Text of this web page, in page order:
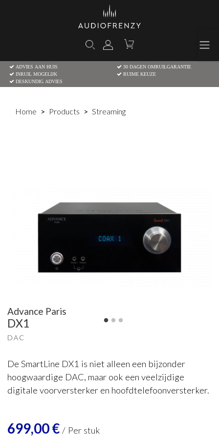
ADVIES AAN HUIS
30 DAGEN OMRUILGARANTIE
INRUIL MOGELIJK
RUIME KEUZE
DESKUNDIG ADVIES
Home Products Streaming
Advance Paris
DX1
DAC
De SmartLine DX1 is niet alleen een bijzonder
hoogwaardige DAC, maar ook een veelzijdige
digitale voorversterker en hoofdtelefoonversterker.
699,00€ / Per stuk